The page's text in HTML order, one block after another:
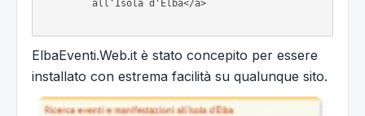
ElbaEventi.Web.it è stato concepito per essere
installato con estrema facilità su qualunque sito.